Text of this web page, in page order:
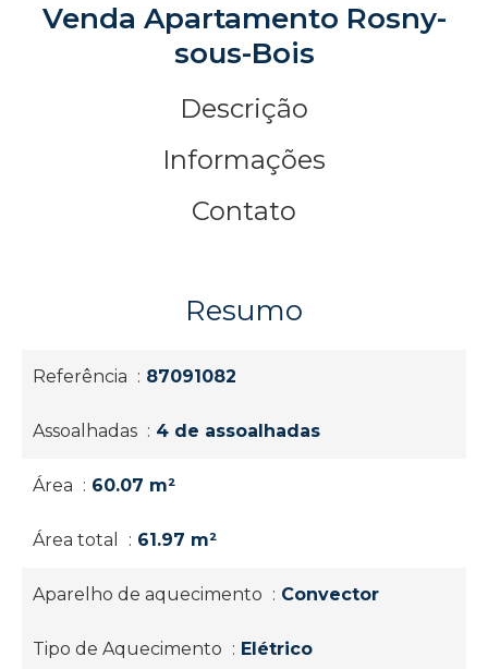
Venda Apartamento Rosny-
sous-Bois
Descrição
Informações
Contato
Resumo
Referência 87091082
Assoalhadas 4 de assoalhadas
Área 60.07 m²
Área total 61.97 m²
Aparelho de aquecimento Convector
Tipo de Aquecimento Elétrico